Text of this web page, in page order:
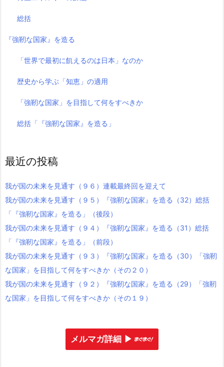
総括
『強靭な国家』を造る
「世界で最初に飢えるのは日本」なのか
歴史から学ぶ「知恵」の適用
「強靭な国家」を目指して何をすべきか
総括「『強靭な国家』を造る」
最近の投稿
我が国の未来を見通す（９６）連載最終回を迎えて
我が国の未来を見通す（９５）『強靭な国家』を造る（32）総括
「『強靭な国家』を造る」（後段）
我が国の未来を見通す（９４）『強靭な国家』を造る（31）総括
「『強靭な国家』を造る」（前段）
我が国の未来を見通す（９３）『強靭な国家』を造る（30）「強靭
な国家」を目指して何をすべきか（その２０）
我が国の未来を見通す（９２）『強靭な国家』を造る（29）「強靭
な国家」を目指して何をすべきか（その１９）
メルマガ詳細 ▶︎